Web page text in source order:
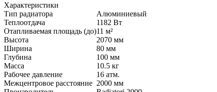
Характеристики
Тип радиатора
Алюминиевый
Теплоотдача
1182 Вт
Отапливаемая площадь (до)11 м²
Высота
2070 мм
Ширина
80 мм
Глубина
100 мм
Масса
10.5 кг
Рабочее давление
16 атм.
Межцентровое расстояние 2000 мм